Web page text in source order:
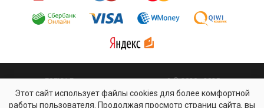
ESEXY. Гипермаркет удовольствий © 2020 - 2025
На сайте присутствуют материалы для взрослых
Этот сайт использует файлы cookies для более комфортной
работы пользователя. Продолжая просмотр страниц сайта, вы